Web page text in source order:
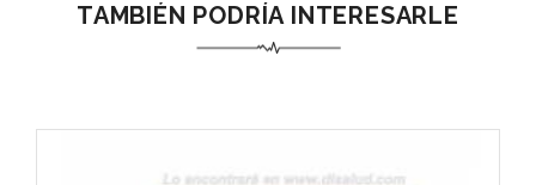
TAMBIÉN PODRÍA INTERESARLE